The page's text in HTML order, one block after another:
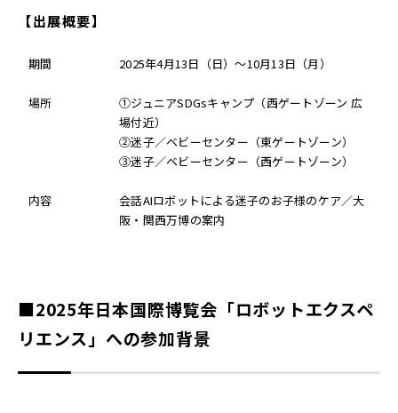
【出展概要】
期間 2025年4月13日（日）～10月13日（月）
場所
①ジュニアSDGsキャンプ（西ゲートゾーン 広
場付近）
②迷子／ベビーセンター（東ゲートゾーン）
➂迷子／ベビーセンター（西ゲートゾーン）
内容
会話AIロボットによる迷子のお子様のケア／大
阪・関西万博の案内
■2025年日本国際博覧会「ロボットエクスペ
リエンス」への参加背景